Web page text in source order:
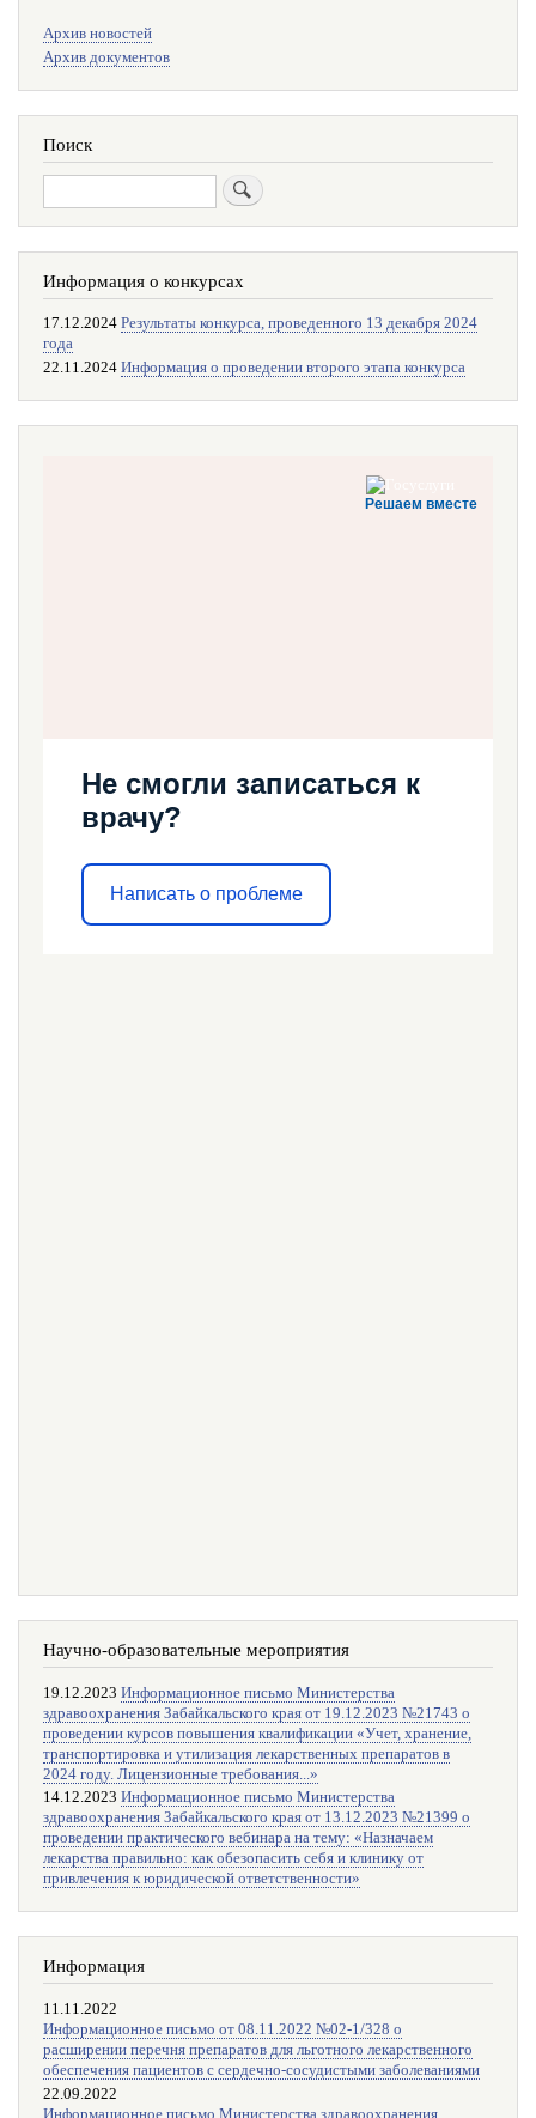
поиска
Архив новостей
Архив документов
Поиск
Поиск
Информация о конкурсах
17.12.2024 Результаты конкурса, проведенного 13 декабря 2024
года
22.11.2024 Информация о проведении второго этапа конкурса
Решаем вместе
Не смогли записаться к
врачу?
Написать о проблеме
Научно-образовательные мероприятия
19.12.2023 Информационное письмо Министерства
здравоохранения Забайкальского края от 19.12.2023 №21743 о
проведении курсов повышения квалификации «Учет, хранение,
транспортировка и утилизация лекарственных препаратов в
2024 году. Лицензионные требования...»
14.12.2023 Информационное письмо Министерства
здравоохранения Забайкальского края от 13.12.2023 №21399 о
проведении практического вебинара на тему: «Назначаем
лекарства правильно: как обезопасить себя и клинику от
привлечения к юридической ответственности»
Информация
11.11.2022
Информационное письмо от 08.11.2022 №02-1/328 о
расширении перечня препаратов для льготного лекарственного
обеспечения пациентов с сердечно-сосудистыми заболеваниями
22.09.2022
Информационное письмо Министерства здравоохранения